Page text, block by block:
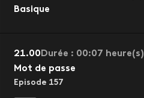
Basique
21.00 Durée : 00:07 heure(s)
Mot de passe
Episode 157